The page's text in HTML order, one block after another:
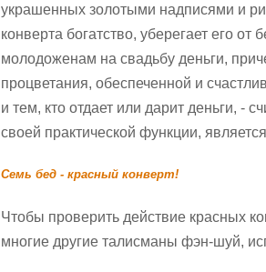
украшенных золотыми надписями и
конверта богатство, уберегает его
молодоженам на свадьбу деньги,
процветания, обеспеченной и
и тем, кто отдает или дарит деньги, -
своей практической функции,
Семь бед - красный конверт!
Чтобы проверить действие красных
многие другие талисманы фэн-шуй,